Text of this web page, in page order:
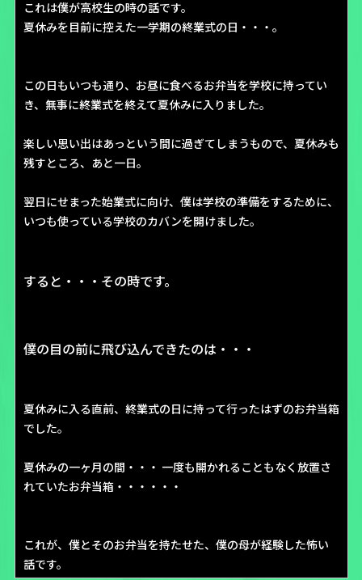
これは僕が高校生の時の話です。
夏休みを目前に控えた一学期の終業式の日・・・。
この日もいつも通り、お昼に食べるお弁当を学校に持ってい
き、無事に終業式を終えて夏休みに入りました。
楽しい思い出はあっという間に過ぎてしまうもので、夏休みも
残すところ、あと一日。
翌日にせまった始業式に向け、僕は学校の準備をするために、
いつも使っている学校のカバンを開けました。
すると・・・その時です。
僕の目の前に飛び込んできたのは・・・
夏休みに入る直前、終業式の日に持って行ったはずのお弁当箱
でした。
夏休みの一ヶ月の間・・・ 一度も開かれることもなく放置さ
れていたお弁当箱・・・・・・
これが、僕とそのお弁当を持たせた、僕の母が経験した怖い
話です。